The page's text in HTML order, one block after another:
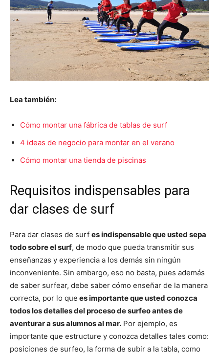
Lea también:
Cómo montar una fábrica de tablas de surf
4 ideas de negocio para montar en el verano
Cómo montar una tienda de piscinas
Requisitos indispensables para
dar clases de surf
Para dar clases de surf es indispensable que usted sepa
todo sobre el surf, de modo que pueda transmitir sus
enseñanzas y experiencia a los demás sin ningún
inconveniente. Sin embargo, eso no basta, pues además
de saber surfear, debe saber cómo enseñar de la manera
correcta, por lo que es importante que usted conozca
todos los detalles del proceso de surfeo antes de
aventurar a sus alumnos al mar. Por ejemplo, es
importante que estructure y conozca detalles tales como:
posiciones de surfeo, la forma de subir a la tabla, como